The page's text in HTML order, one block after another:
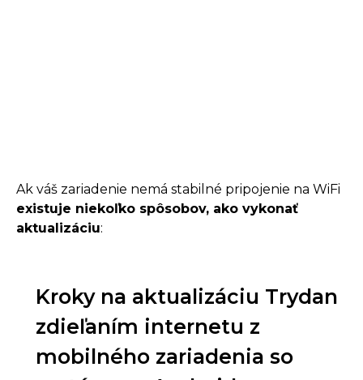
Ak váš zariadenie nemá stabilné pripojenie na WiFi
existuje niekoľko spôsobov, ako vykonať
aktualizáciu:
Kroky na aktualizáciu Trydan
zdieľaním internetu z
mobilného zariadenia so